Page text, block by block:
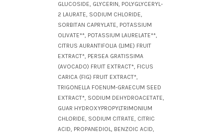
GLUCOSIDE, GLYCERIN, POLYGLYCERYL-
2 LAURATE, SODIUM CHLORIDE,
SORBITAN CAPRYLATE, POTASSIUM
OLIVATE**, POTASSIUM LAURELATE**,
CITRUS AURANTIFOLIA (LIME) FRUIT
EXTRACT*, PERSEA GRATISSIMA
(AVOCADO) FRUIT EXTRACT*, FICUS
CARICA (FIG) FRUIT EXTRACT*,
TRIGONELLA FOENUM-GRAECUM SEED
EXTRACT*, SODIUM DEHYDROACETATE,
GUAR HYDROXYPROPYLTRIMONIUM
CHLORIDE, SODIUM CITRATE, CITRIC
ACID, PROPANEDIOL, BENZOIC ACID,